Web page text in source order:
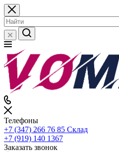
Телефоны
+7 (347) 266 76 85 Склад
+7 (919) 140 1367
Заказать звонок